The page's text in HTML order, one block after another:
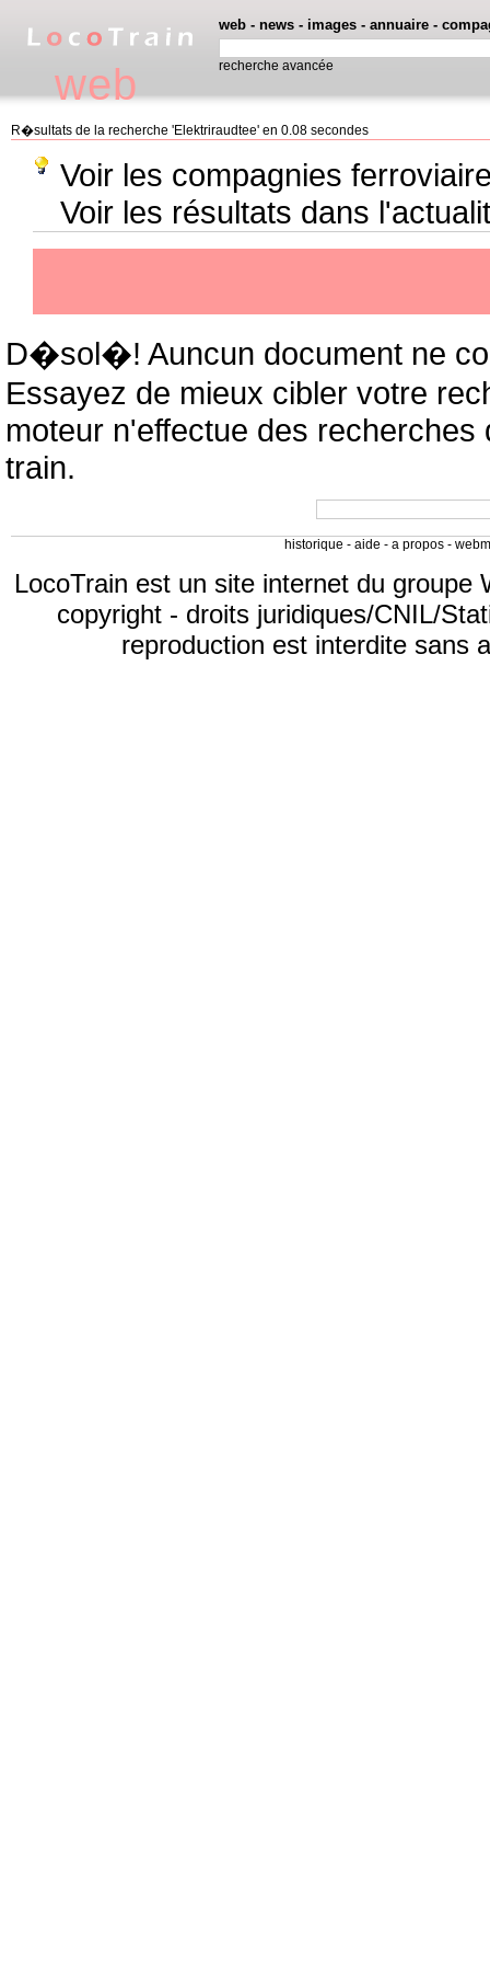
web
web - news - images - annuaire -
recherche avancée
R�sultats de la recherche 'Elektriraudtee' en 0.08 secondes
Voir les compagnies
Voir les résultats dans
D�sol�! Auncun document ne
Essayez de mieux cibler votre
moteur n'effectue des recherches
train.
historique - aide - a propos-
LocoTrain est un site internet du groupe
copyright- droits juridiques/CNIL/
reproduction est interdite sans